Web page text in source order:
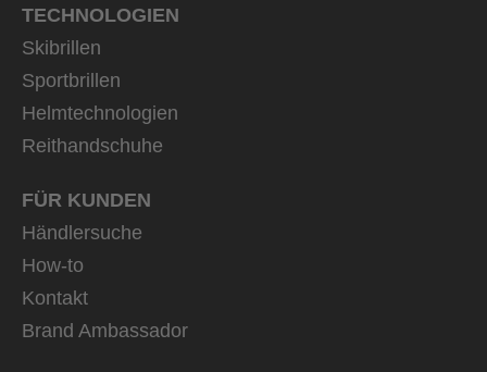
TECHNOLOGIEN
Skibrillen
Sportbrillen
Helmtechnologien
Reithandschuhe
FÜR KUNDEN
Händlersuche
How-to
Kontakt
Brand Ambassador